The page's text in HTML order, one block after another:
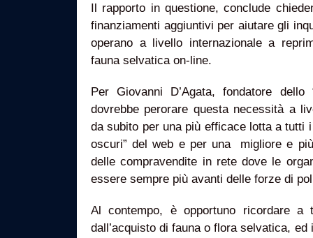
Il rapporto in questione, conclude
finanziamenti aggiuntivi per aiutare gli
operano a livello internazionale a
fauna selvatica on-line.
Per Giovanni D’Agata, fondatore dello
dovrebbe perorare questa necessità a
da subito per una più efficace lotta a tutti
oscuri” del web e per una migliore e
delle compravendite in rete dove le
essere sempre più avanti delle forze di
Al contempo, è opportuno ricordare
dall’acquisto di fauna o flora selvatica,